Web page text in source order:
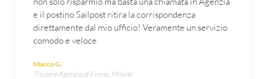
e il postino Sailpost ritira la corrispondenza
direttamente dal mio ufficio! Veramente un servizio
comodo e veloce.
Marco G.
Titolare Agenzia di Eventi, Milano